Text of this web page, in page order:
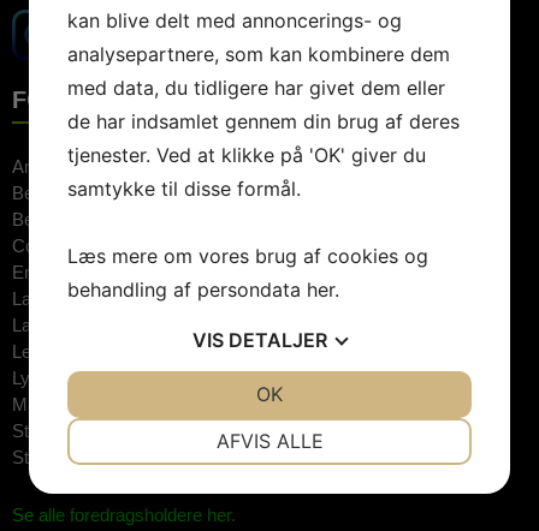
FOREDRAGSHOLDERE
Anne Hjernøe
Bente Klarlund
Bertel Haarder
Connie Hedegaard
Erkan Özden
Lars Findsen
Lars Trier Mogensen
Lene Feltmann Espersen
Lykke Friis
Mathias Hammer
Steffen Brandt
Steffen Kretz
Se alle foredragsholdere her.
kan blive delt med annoncerings- og
analysepartnere, som kan kombinere dem
med data, du tidligere har givet dem eller
de har indsamlet gennem din brug af deres
tjenester. Ved at klikke på 'OK' giver du
samtykke til disse formål.
Læs mere om vores brug af cookies og
behandling af persondata her.
VIS DETALJER
MARKETING
AFVIS ALLE
OK